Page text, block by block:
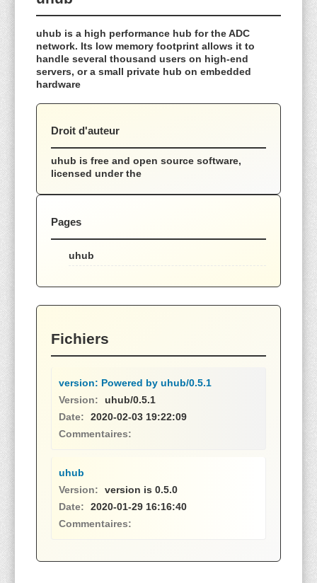
uhub is a high performance hub for the ADC
network. Its low memory footprint allows it to
handle several thousand users on high-end
servers, or a small private hub on embedded
hardware
Droit d'auteur
uhub is free and open source software,
licensed under the
Pages
uhub
Fichiers
version: Powered by uhub/0.5.1
Version:
uhub/0.5.1
Date:
2020-02-03 19:22:09
Commentaires:
uhub
Version:
version is 0.5.0
Date:
2020-01-29 16:16:40
Commentaires: